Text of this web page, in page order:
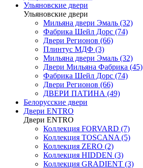
Ульяновские двери
Ульяновские двери
Мильяна двери Эмаль (32)
Фабрика Шейл Дорс (74)
Двери Регионов (66)
Плинтус МДФ (3)
Мильяна двери Эмаль (32)
Двери Мильяна Фабрика (45)
Фабрика Шейл Дорс (74)
Двери Регионов (66)
ДВЕРИ ПАТИНА (49)
Белорусские двери
Двери ENTRO
Двери ENTRO
Коллекция FORVARD (7)
Коллекция TOSCANA (5)
Коллекция ZERO (2)
Коллекция HIDDEN (3)
Коллекция GRADIENT (3)